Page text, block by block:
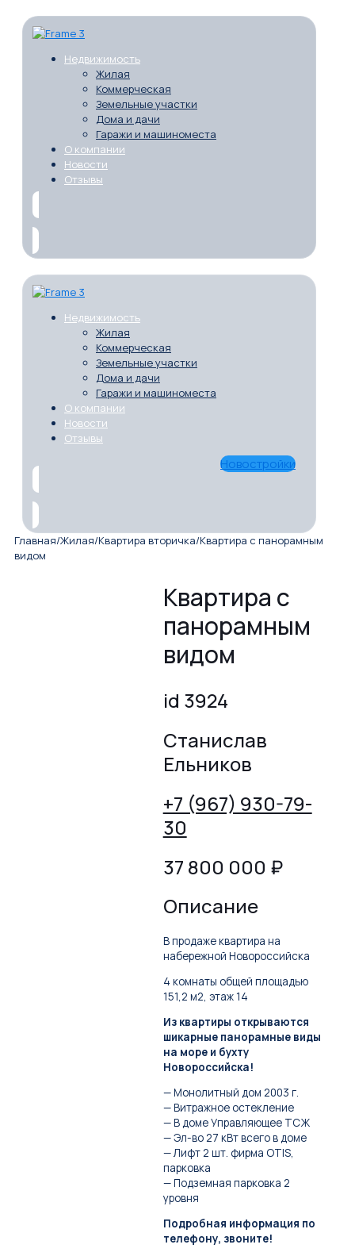
Недвижимость
Жилая
Коммерческая
Земельные участки
Дома и дачи
Гаражи и машиноместа
О компании
Новости
Отзывы
Недвижимость
Жилая
Коммерческая
Земельные участки
Дома и дачи
Гаражи и машиноместа
О компании
Новости
Отзывы
Новостройки
Главная/Жилая/Квартира вторичка/Квартира с панорамным
видом
Квартира с
панорамным
видом
id 3924
Станислав
Ельников
+7 (967) 930-79-
30
37 800 000 ₽
Описание
В продаже квартира на
набережной Новороссийска
4 комнаты общей площадью
151,2 м2, этаж 14
Из квартиры открываются
шикарные панорамные виды
на море и бухту
Новороссийска!
— Монолитный дом 2003 г.
— Витражное остекление
— В доме Управляющее ТСЖ
— Эл-во 27 кВт всего в доме
— Лифт 2 шт. фирма OTIS,
парковка
— Подземная парковка 2
уровня
Подробная информация по
телефону, звоните!